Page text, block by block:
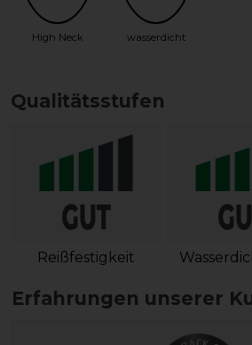
High Neck wasserdicht
Qualitätsstufen
Reißfestigkeit